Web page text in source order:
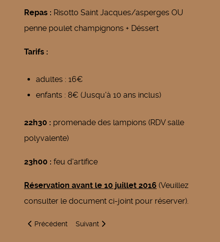
Repas : Risotto Saint Jacques/asperges OU
penne poulet champignons + Déssert
Tarifs :
adultes : 16€
enfants : 8€ (Jusqu'à 10 ans inclus)
22h30 : promenade des lampions (RDV salle
polyvalente)
23h00 : feu d'artifice
Réservation avant le 10 juillet 2016 (Veuillez
consulter le document ci-joint pour réserver).
Article précédent : 14 juillet
Précédent Article suivant : Ehpad Matra - l'année 2015
Suivant